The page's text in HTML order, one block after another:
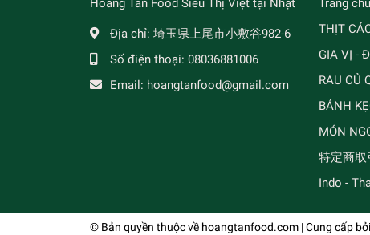
Hoàng Tân Food Siêu Thị Việt tại Nhật
Địa chỉ: 埼玉県上尾市小敷谷982-6
Số điện thoại: 08036881006
Email: hoangtanfood@gmail.com
Trang chủ
THỊT
GIA VỊ -
RAU CỦ
BÁNH
MÓN
特定商取
Indo -
© Bản quyền thuộc về hoangtanfood.com | Cung cấp bởi